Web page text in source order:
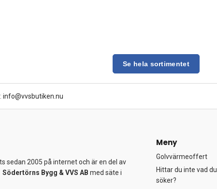
Se hela sortimentet
info@vvsbutiken.nu
sedan 2005 på internet och är en del av
Södertörns Bygg & VVS AB med säte i
Meny
Golvvärmeoffert
Hittar du inte vad du
söker?